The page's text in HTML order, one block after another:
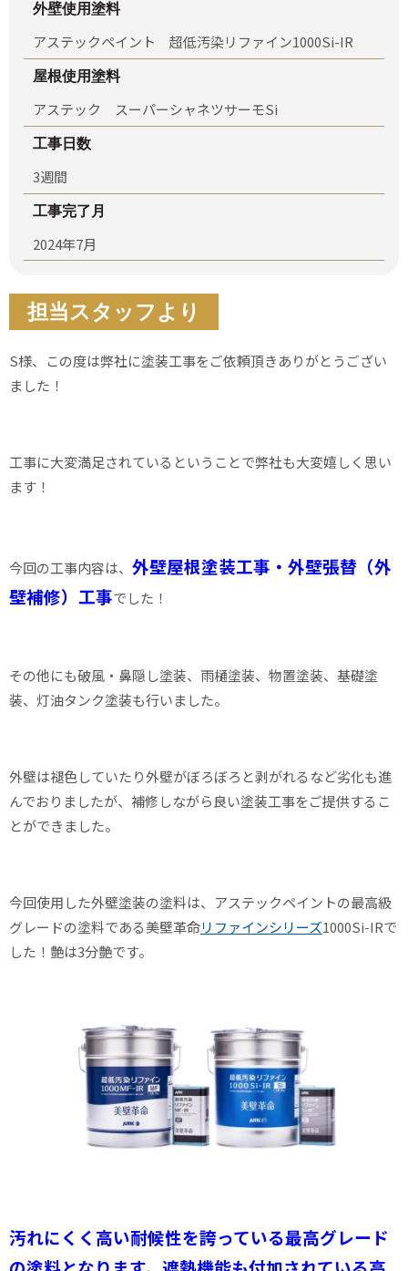
外壁使用塗料
アステックペイント 超低汚染リファイン1000Si-IR
屋根使用塗料
アステック スーパーシャネツサーモSi
工事日数
3週間
工事完了月
2024年7月
担当スタッフより
S様、この度は弊社に塗装工事をご依頼頂きありがとうござい
ました！
工事に大変満足されているということで弊社も大変嬉しく思い
ます！
今回の工事内容は、 外壁屋根塗装工事・外壁張替（外
壁補修）工事でした！
その他にも破風・鼻隠し塗装、雨樋塗装、物置塗装、基礎塗
装、灯油タンク塗装も行いました。
外壁は褪色していたり外壁がぼろぼろと剥がれるなど劣化も進
んでおりましたが、補修しながら良い塗装工事をご提供するこ
とができました。
今回使用した外壁塗装の塗料は、アステックペイントの最高級
グレードの塗料である美壁革命リファインシリーズ1000Si-IRで
した！艶は3分艶です。
汚れにくく高い耐候性を誇っている最高グレード